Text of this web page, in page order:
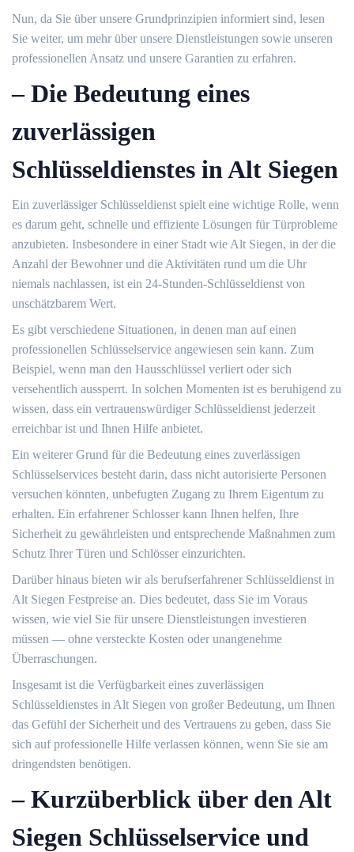
Nun, da Sie über unsere Grundprinzipien informiert sind, lesen
Sie weiter, um mehr über unsere Dienstleistungen sowie unseren
professionellen Ansatz und unsere Garantien zu erfahren.​
– Die Bedeutung eines
zuverlässigen
Schlüsseldienstes in Alt Siegen
Ein zuverlässiger Schlüsseldienst spielt eine wichtige Rolle, wenn
es darum geht, schnelle und effiziente Lösungen für Türprobleme
anzubieten.​ Insbesondere in einer Stadt wie Alt Siegen, in der die
Anzahl der Bewohner und die Aktivitäten rund um die Uhr
niemals nachlassen, ist ein 24-Stunden-Schlüsseldienst von
unschätzbarem Wert.​
Es gibt verschiedene Situationen, in denen man auf einen
professionellen Schlüsselservice angewiesen sein kann.​ Zum
Beispiel, wenn man den Hausschlüssel verliert oder sich
versehentlich aussperrt.​ In solchen Momenten ist es beruhigend zu
wissen, dass ein vertrauenswürdiger Schlüsseldienst jederzeit
erreichbar ist und Ihnen Hilfe anbietet.​
Ein weiterer Grund für die Bedeutung eines zuverlässigen
Schlüsselservices besteht darin, dass nicht autorisierte Personen
versuchen könnten, unbefugten Zugang zu Ihrem Eigentum zu
erhalten.​ Ein erfahrener Schlosser kann Ihnen helfen, Ihre
Sicherheit zu gewährleisten und entsprechende Maßnahmen zum
Schutz Ihrer Türen und Schlösser einzurichten.
Darüber hinaus bieten wir als berufserfahrener Schlüsseldienst in
Alt Siegen Festpreise an.​ Dies bedeutet, dass Sie im Voraus
wissen, wie viel Sie für unsere Dienstleistungen investieren
müssen — ohne versteckte Kosten oder unangenehme
Überraschungen.​
Insgesamt ist die Verfügbarkeit eines zuverlässigen
Schlüsseldienstes in Alt Siegen von großer Bedeutung, um Ihnen
das Gefühl der Sicherheit und des Vertrauens zu geben, dass Sie
sich auf professionelle Hilfe verlassen können, wenn Sie sie am
dringendsten benötigen.​
– Kurzüberblick über den Alt
Siegen Schlüsselservice und